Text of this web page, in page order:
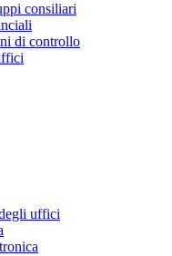
consiliari
di controllo
uffici